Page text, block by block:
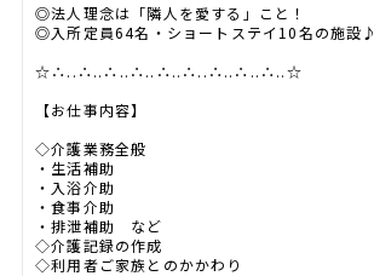
◎法人理念は「隣人を愛する」こと！
◎入所定員64名・ショートステイ10名の施設♪
☆∴..∴..∴..∴..∴..∴..∴..∴..∴..☆
【お仕事内容】
◇介護業務全般
・生活補助
・入浴介助
・食事介助
・排泄補助 など
◇介護記録の作成
◇利用者ご家族とのかかわり